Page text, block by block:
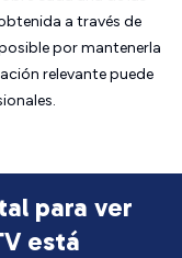
a través de
por mantenerla
relevante puede
para ver
está